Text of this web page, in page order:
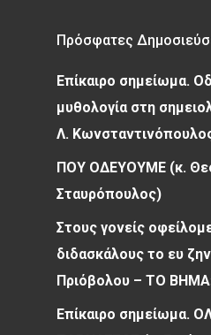
Πρόσφατες
Επίκαιρο σημείωμα.
μυθολογία στη
Λ.
ΠΟΥ ΟΔΕΥΟΥΜΕ (κ.
Σταυρόπουλος)
Στους γονείς
διδασκάλους το ευ
Πριόβολου – ΤΟ
Επίκαιρο σημείωμα.